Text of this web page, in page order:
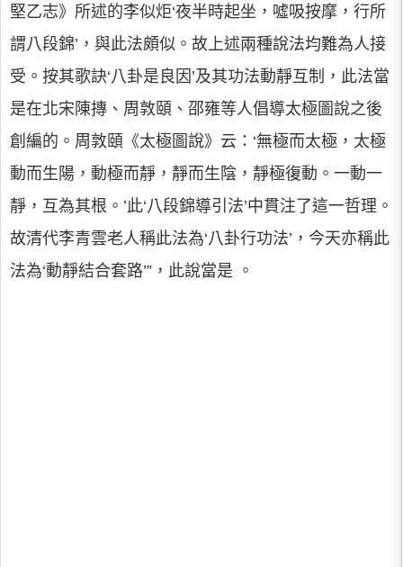
堅乙志》所述的李似炬‘夜半時起坐，噓吸按摩，行所
謂八段錦’，與此法頗似。故上述兩種說法均難為人接
受。按其歌訣‘八卦是良因’及其功法動靜互制，此法當
是在北宋陳摶、周敦頤、邵雍等人倡導太極圖說之後
創編的。周敦頤《太極圖說》云：‘無極而太極，太極
動而生陽，動極而靜，靜而生陰，靜極復動。一動一
靜，互為其根。’此‘八段錦導引法’中貫注了這一哲理。
故清代李青雲老人稱此法為‘八卦行功法’，今天亦稱此
法為‘動靜結合套路’”，此說當是 。